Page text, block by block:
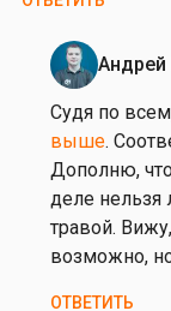
Иван
Гогленков
р
а
в
ы
…
от
Иван
Андрей
Ответ
на
з
д
р
а
в
Судя по
выше.
Дополню,
деле нельзя
травой.
возможно,
ОТВЕТИТЬ